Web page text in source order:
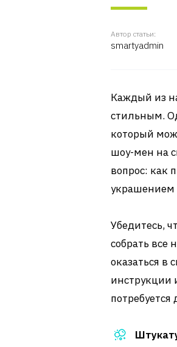
Автор статьи:
smartyadmin
Каждый из
стильным.
который
шоу-мен на
вопрос: как
украшением
Убедитесь,
собрать все
оказаться в
инструкции